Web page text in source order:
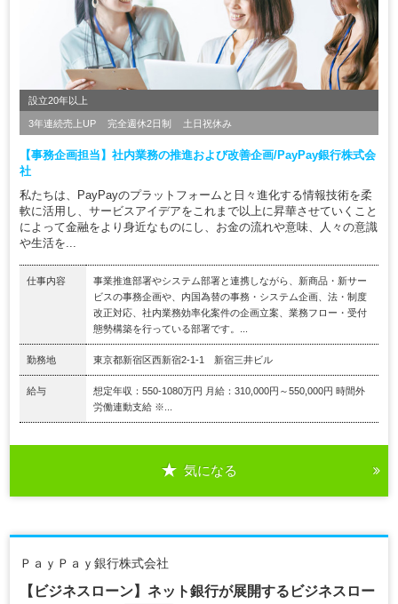
設立20年以上
3年連続売上UP 完全週休2日制 土日祝休み
【事務企画担当】社内業務の推進および改善企画/PayPay銀行株式会
社
私たちは、PayPayのプラットフォームと日々進化する情報技術を柔
軟に活用し、サービスアイデアをこれまで以上に昇華させていくこと
によって金融をより身近なものにし、お金の流れや意味、人々の意識
や生活を...
仕事内容
事業推進部署やシステム部署と連携しながら、新商品・新サー
ビスの事務企画や、内国為替の事務・システム企画、法・制度
改正対応、社内業務効率化案件の企画立案、業務フロー・受付
態勢構築を行っている部署です。...
勤務地 東京都新宿区西新宿2‐1‐1 新宿三井ビル
給与
想定年収：550-1080万円 月給：310,000円～550,000円 時間外
労働連動支給 ※...
気になる
ＰａｙＰａｙ銀行株式会社
【ビジネスローン】ネット銀行が展開するビジネスロー